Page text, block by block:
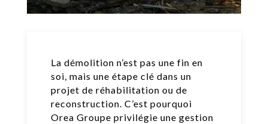
La démolition n’est pas une fin en
soi, mais une étape clé dans un
projet de réhabilitation ou de
reconstruction. C’est pourquoi
Orea Groupe privilégie une gestion